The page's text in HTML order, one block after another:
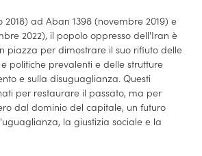
2018) ad Aban 1398 (novembre 2019) e
2022), il popolo oppresso dell'Iran è
piazza per dimostrare il suo rifiuto delle
politiche prevalenti e delle strutture
e sulla disuguaglianza. Questi
per restaurare il passato, ma per
dal dominio del capitale, un futuro
la giustizia sociale e la